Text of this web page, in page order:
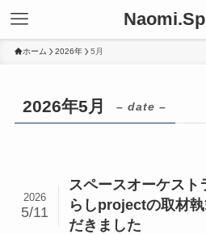
ホーム 2026年 5月
2026年5月 – date –
スペースオーケスト
らしprojectの取材
だきました
2026
5/11